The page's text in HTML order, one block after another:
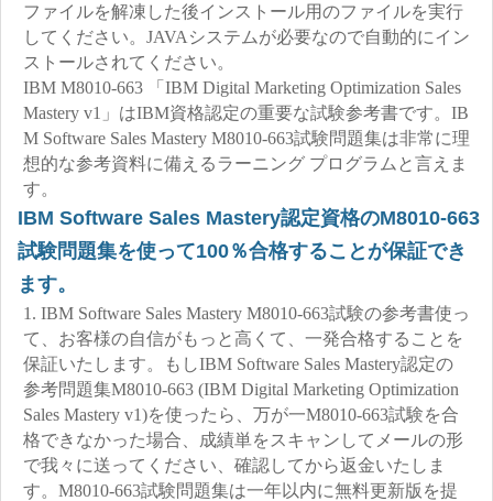
ファイルを解凍した後インストール用のファイルを実行
してください。JAVAシステムが必要なので自動的にイン
ストールされてください。
IBM M8010-663 「IBM Digital Marketing Optimization Sales
Mastery v1」はIBM資格認定の重要な試験参考書です。IB
M Software Sales Mastery M8010-663試験問題集は非常に理
想的な参考資料に備えるラーニング プログラムと言えま
す。
IBM Software Sales Mastery認定資格のM8010-663
試験問題集を使って100％合格することが保証でき
ます。
1. IBM Software Sales Mastery M8010-663試験の参考書使っ
て、お客様の自信がもっと高くて、一発合格することを
保証いたします。もしIBM Software Sales Mastery認定の
参考問題集M8010-663 (IBM Digital Marketing Optimization
Sales Mastery v1)を使ったら、万が一M8010-663試験を合
格できなかった場合、成績単をスキャンしてメールの形
で我々に送ってください、確認してから返金いたしま
す。M8010-663試験問題集は一年以内に無料更新版を提